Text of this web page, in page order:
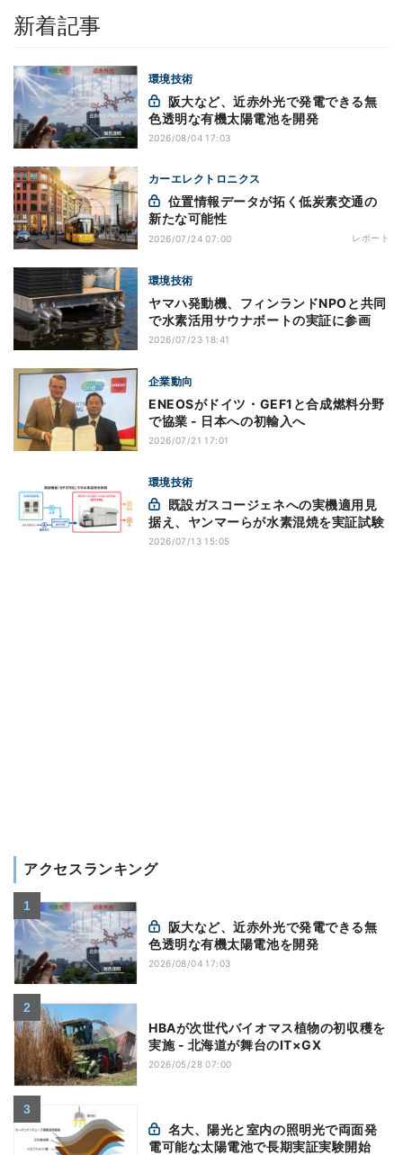
新着記事
環境技術
色透明な有機太陽電池を開発
2026/08/04 17:03
カーエレクトロニクス
新たな可能性
2026/07/24 07:00 レポート
環境技術
ヤマハ発動機、フィンランドNPOと共同
で水素活用サウナボートの実証に参画
2026/07/23 18:41
企業動向
ENEOSがドイツ・GEF1と合成燃料分野
で協業 - 日本への初輸入へ
2026/07/21 17:01
環境技術
据え、ヤンマーらが水素混焼を実証試験
2026/07/13 15:05
アクセスランキング
色透明な有機太陽電池を開発
2026/08/04 17:03
HBAが次世代バイオマス植物の初収穫を
実施 - 北海道が舞台のIT×GX
2026/05/28 07:00
電可能な太陽電池で長期実証実験開始